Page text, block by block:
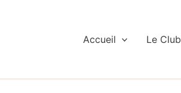
Accueil Le Club